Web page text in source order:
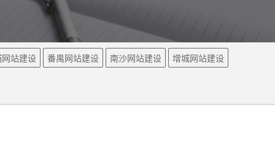
网站建设 番禺网站建设 南沙网站建设 增城网站建设